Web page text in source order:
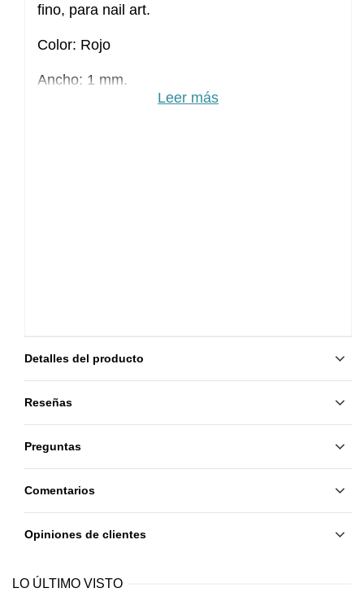
fino, para nail art.
Color: Rojo
Ancho: 1 mm.
Leer más
Detalles del producto
Reseñas
Preguntas
Comentarios
Opiniones de clientes
LO ÚLTIMO VISTO